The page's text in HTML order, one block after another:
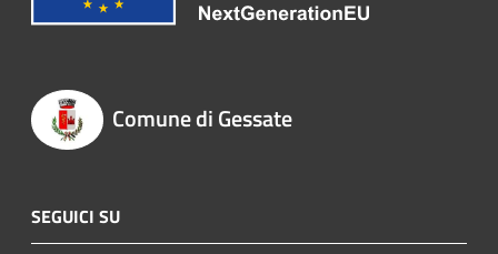
Comune di Gessate
SEGUICI SU